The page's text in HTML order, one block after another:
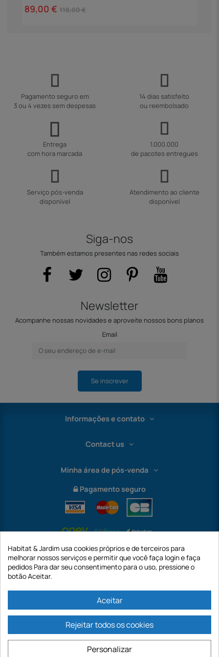
89,00 € 118,00 €
Pagamento seguro em
3 ou 4 vezes sem despesas
14 dias satisfeito
ou reembolsado
Entrega
com hora marcada
1.000.000
de pacotes entregues
Serviço pós-venda
disponível
Atendimento ao cliente
disponível
Siga-nos
Também estamos presentes nas redes sociais
Newsletter
Acompanhe nossas novidades e aproveite nossos bons planos
Email
Se inscrever
Informações e contato
Contact us
Minha área de pós-venda
Pagamento seguro
https://www.habitatejardim.pt é um site da empresa GECODIS SA com um
capital de 187.203,29€, 32 Rue de Paradis - PARIS 75010 (FRANÇA). A
GECODIS.SA criada em 11/04/1998 é uma subsidiária da ODAYA ​​​​​​HOLDING com
Habitat & Jardim usa cookies próprios e de terceiros para
melhorar nossos serviços e permitir que você faça login e faça
pedidos Para dar seu consentimento para o uso, pressione o
botão Aceitar.
Aceitar
Rejeitar todos os cookies
Personalizar